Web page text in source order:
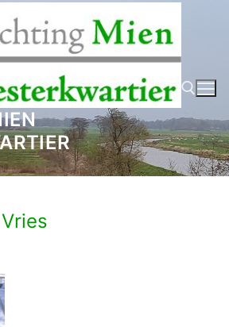
Zoeken naar: